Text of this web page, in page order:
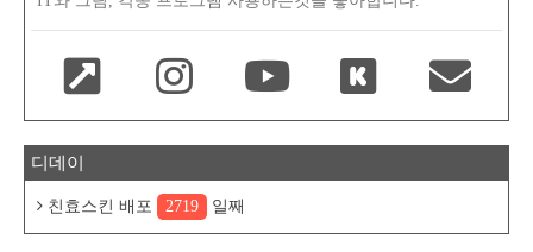
디데이
친효스킨 배포 2719 일째